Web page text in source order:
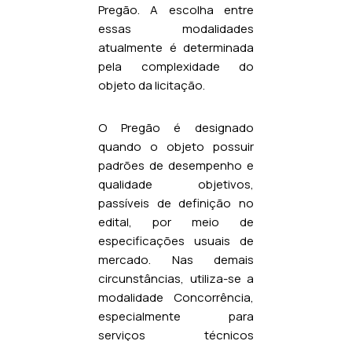
Pregão. A escolha entre
essas modalidades
atualmente é determinada
pela complexidade do
objeto da licitação.
O Pregão é designado
quando o objeto possuir
padrões de desempenho e
qualidade objetivos,
passíveis de definição no
edital, por meio de
especificações usuais de
mercado. Nas demais
circunstâncias, utiliza-se a
modalidade Concorrência,
especialmente para
serviços técnicos